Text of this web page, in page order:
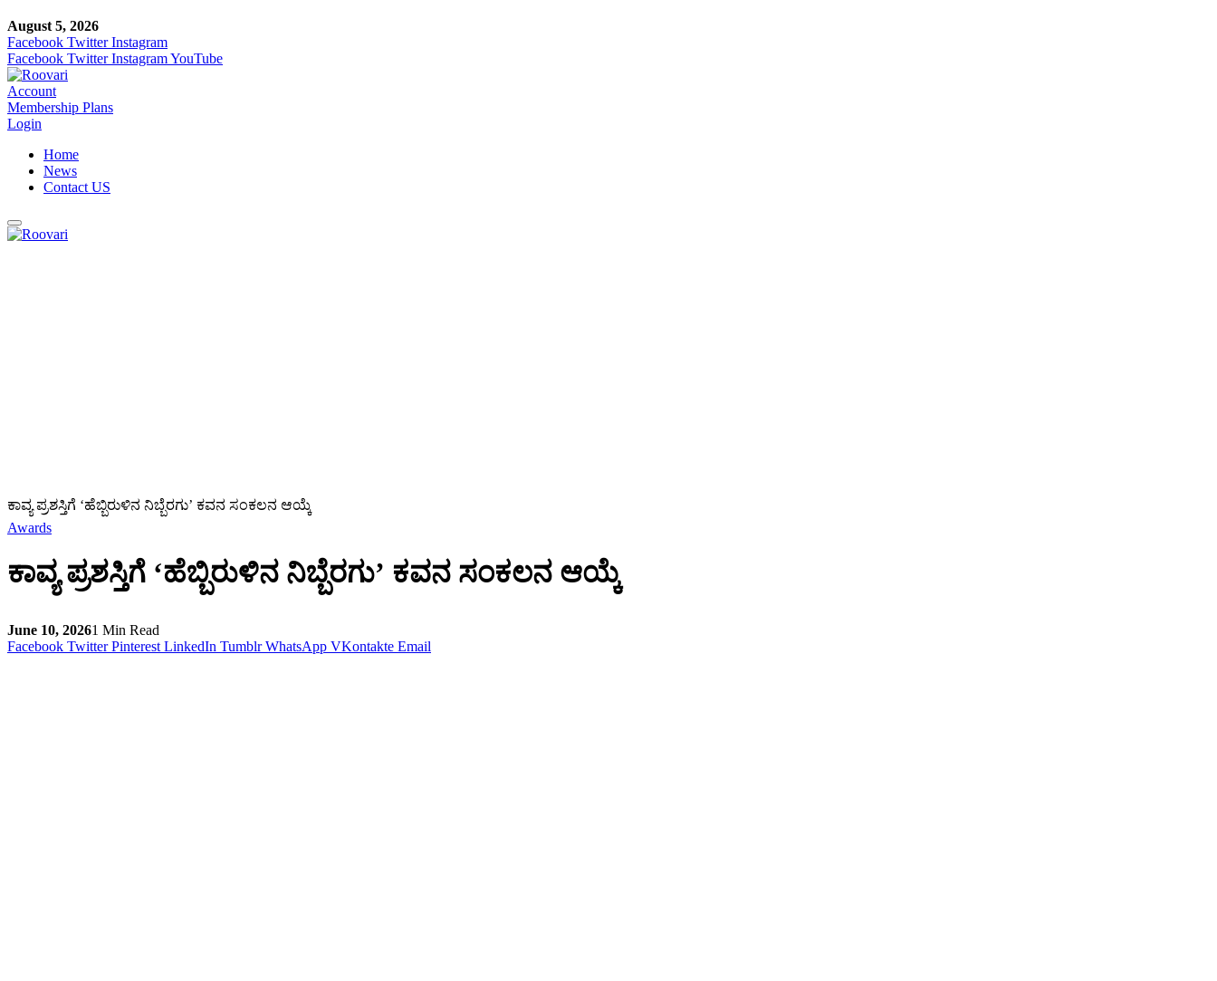
August 5, 2026
Facebook Twitter Instagram
Facebook Twitter InstagramYouTube
Account
Membership Plans
Login
Home
News
Contact US
ಕಾವ್ಯ ಪ್ರಶಸ್ತಿಗೆ ‘ಹೆಬ್ಬಿರುಳಿನ ನಿಬ್ಬೆರಗು’ ಕವನ ಸಂಕಲನ ಆಯ್ಕೆ
Awards
ಕಾವ್ಯ ಪ್ರಶಸ್ತಿಗೆ ‘ಹೆಬ್ಬಿರುಳಿನ ನಿಬ್ಬೆರಗು’ ಕವನ ಸಂಕಲನ ಆಯ್ಕೆ
June 10, 20261 Min Read
Facebook Twitter Pinterest LinkedIn Tumblr WhatsApp VKontakte Email